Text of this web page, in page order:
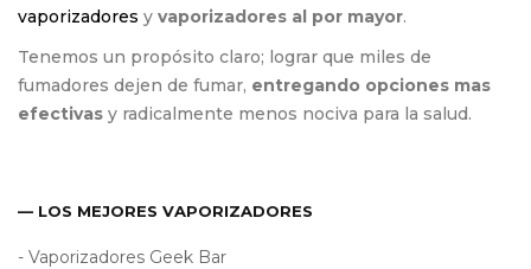
vaporizadores y vaporizadores al por mayor.
Tenemos un propósito claro; lograr que miles de
fumadores dejen de fumar, entregando opciones mas
efectivas y radicalmente menos nociva para la salud.
— LOS MEJORES VAPORIZADORES
- Vaporizadores Geek Bar